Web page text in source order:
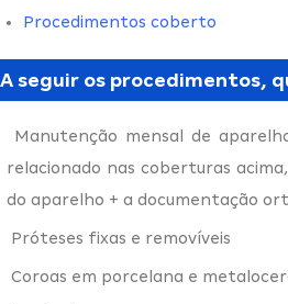
Procedimentos coberto
A seguir os procedimentos,
Manutenção mensal de
relacionado nas coberturas
do aparelho + a documentação
Próteses fixas e removíveis
Coroas em porcelana e